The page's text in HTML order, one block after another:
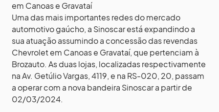
em Canoas e Gravataí
Uma das mais importantes redes do mercado
automotivo gaúcho, a Sinoscar está expandindo a
sua atuação assumindo a concessão das revendas
Chevrolet em Canoas e Gravataí, que pertenciam à
Brozauto. As duas lojas, localizadas respectivamente
na Av. Getúlio Vargas, 4119, e na RS-020, 20, passam
a operar com a nova bandeira Sinoscar a partir de
02/03/2024.